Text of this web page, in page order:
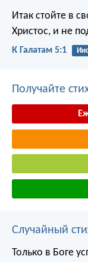
Итак стойте в
Христос, и не
К Галатам 5:1
Получайте
Случайный
Только в Боге